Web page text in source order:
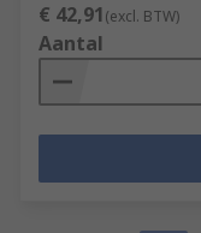
€ 42,91(excl. BTW)
Aantal